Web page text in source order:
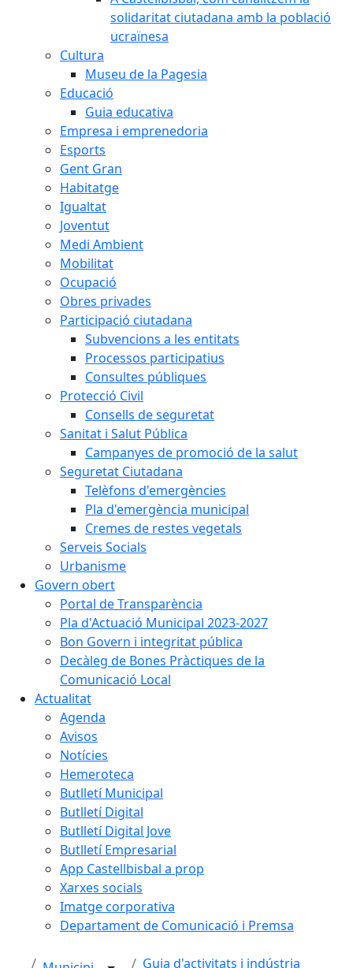
solidaritat ciutadana amb la població
ucraïnesa
Cultura
Museu de la Pagesia
Educació
Guia educativa
Empresa i emprenedoria
Esports
Gent Gran
Habitatge
Igualtat
Joventut
Medi Ambient
Mobilitat
Ocupació
Obres privades
Participació ciutadana
Subvencions a les entitats
Processos participatius
Consultes públiques
Protecció Civil
Consells de seguretat
Sanitat i Salut Pública
Campanyes de promoció de la salut
Seguretat Ciutadana
Telèfons d'emergències
Pla d'emergència municipal
Cremes de restes vegetals
Serveis Socials
Urbanisme
Govern obert
Portal de Transparència
Pla d'Actuació Municipal 2023-2027
Bon Govern i integritat pública
Decàleg de Bones Pràctiques de la
Comunicació Local
Actualitat
Agenda
Avisos
Notícies
Hemeroteca
Butlletí Municipal
Butlletí Digital
Butlletí Digital Jove
Butlletí Empresarial
App Castellbisbal a prop
Xarxes socials
Imatge corporativa
Departament de Comunicació i Premsa
Guia d'activitats i indústria